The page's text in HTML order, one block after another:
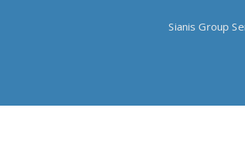
Sianis Group